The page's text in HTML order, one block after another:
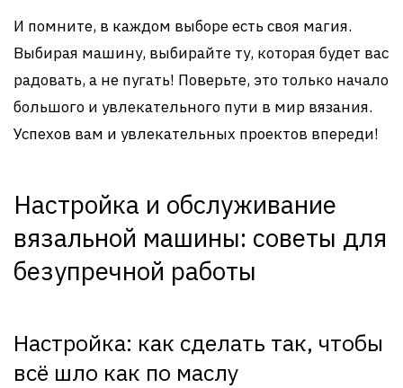
И помните, в каждом выборе есть своя магия.
Выбирая машину, выбирайте ту, которая будет вас
радовать, а не пугать! Поверьте, это только начало
большого и увлекательного пути в мир вязания.
Успехов вам и увлекательных проектов впереди!
Настройка и обслуживание
вязальной машины: советы для
безупречной работы
Настройка: как сделать так, чтобы
всё шло как по маслу